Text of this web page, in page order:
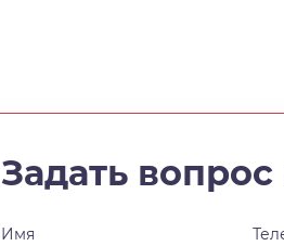
Задать
Имя